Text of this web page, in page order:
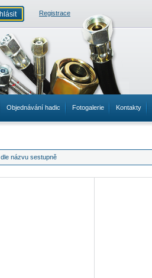
Registrace
Objednávání hadic Fotogalerie Kontakty
dle názvu sestupně